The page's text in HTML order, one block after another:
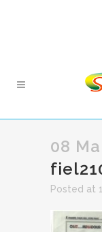
08
Posted at